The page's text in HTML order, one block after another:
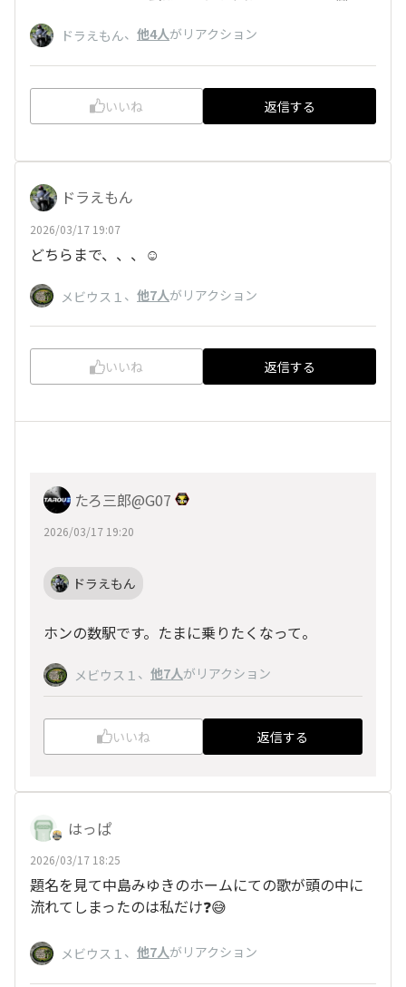
ドラえもん、 他4人がリアクション
いいね 返信する
ドラえもん
2026/03/17 19:07
どちらまで、、、☺️
メビウス１ 、 他7人がリアクション
いいね 返信する
たろ三郎@G07
2026/03/17 19:20
ドラえもん
ホンの数駅です。たまに乗りたくなって。
メビウス１ 、 他7人がリアクション
いいね 返信する
はっぱ
2026/03/17 18:25
題名を見て中島みゆきのホームにての歌が頭の中に
流れてしまったのは私だけ❓️😅
メビウス１ 、 他7人がリアクション